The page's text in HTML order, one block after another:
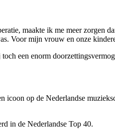
maakte ik me meer zorgen
Voor mijn vrouw en onze
een enorm
op de Nederlandse
in de Nederlandse Top 40.